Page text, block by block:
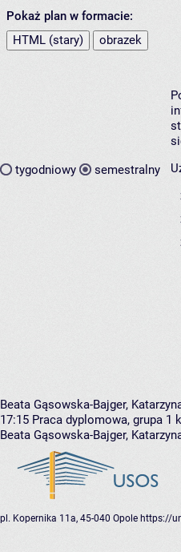
Pokaż plan w formacie:
HTML (stary)
obrazek
tygodniowy semestralny
Beata Gąsowska-Bajger,
17:15 Praca dyplomowa, grupa 1
Beata Gąsowska-Bajger,
pl. Kopernika 11a, 45-040 Opole https://